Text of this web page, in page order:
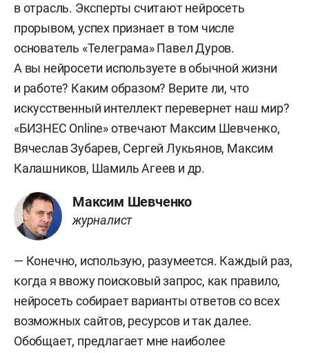
в отрасль. Эксперты считают нейросеть
прорывом, успех признает в том числе
основатель «Телеграма» Павел Дуров.
А вы нейросети используете в обычной жизни
и работе? Каким образом? Верите ли, что
искусственный интеллект перевернет наш мир?
«БИЗНЕС Online» отвечают Максим Шевченко,
Вячеслав Зубарев, Сергей Лукьянов, Максим
Калашников, Шамиль Агеев и др.
Максим Шевченко
журналист
— Конечно, использую, разумеется. Каждый раз,
когда я ввожу поисковый запрос, как правило,
нейросеть собирает варианты ответов со всех
возможных сайтов, ресурсов и так далее.
Обобщает, предлагает мне наиболее